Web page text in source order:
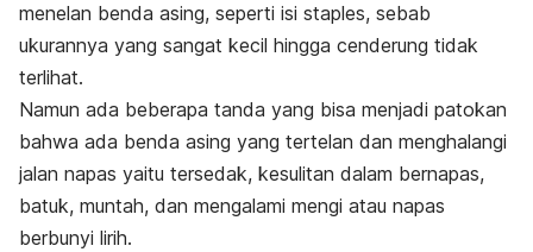
menelan benda asing, seperti isi staples, sebab
ukurannya yang sangat kecil hingga cenderung tidak
terlihat.
Namun ada beberapa tanda yang bisa menjadi patokan
bahwa ada benda asing yang tertelan dan menghalangi
jalan napas yaitu tersedak, kesulitan dalam bernapas,
batuk, muntah, dan mengalami mengi atau napas
berbunyi lirih.